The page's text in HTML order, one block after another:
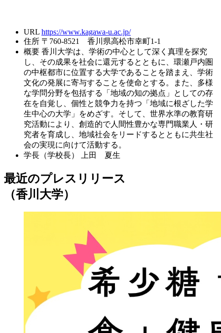
URL https://www.kagawa-u.ac.jp/
住所 〒760-8521 香川県高松市幸町1-1
概要 香川大学は、学術の中心として深く真理を探究
し、その成果を社会に還元するとともに、環瀬戸内圏
の中枢都市に位置する大学であることを踏まえ、学術
文化の発展に寄与することを使命とする。また、多様
な学問分野を包括する「地域の知の拠点」としての存
在を自覚し、個性と競争力を持つ「地域に根ざした学
生中心の大学」をめざす。そして、世界水準の教育研
究活動により、創造的で人間性豊かな専門職業人・研
究者を育成し、地域社会をリードするとともに共生社
会の実現に向けて活動する。
学長（学校長）
上田 夏生
最近のプレスリリース
（香川大学）